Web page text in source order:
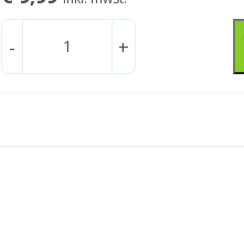
- +